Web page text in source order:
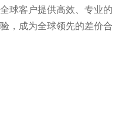
球客户提供高效、专业的
，成为全球领先的差价合